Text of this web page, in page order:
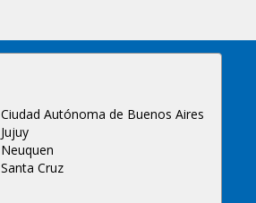
Ciudad Autónoma de Buenos Aires
Jujuy
Neuquen
Santa Cruz